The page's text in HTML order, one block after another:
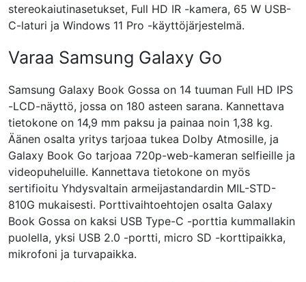
stereokaiutinasetukset, Full HD IR -kamera, 65 W USB-
C-laturi ja Windows 11 Pro -käyttöjärjestelmä.
Varaa Samsung Galaxy Go
Samsung Galaxy Book Gossa on 14 tuuman Full HD IPS
-LCD-näyttö, jossa on 180 asteen sarana. Kannettava
tietokone on 14,9 mm paksu ja painaa noin 1,38 kg.
Äänen osalta yritys tarjoaa tukea Dolby Atmosille, ja
Galaxy Book Go tarjoaa 720p-web-kameran selfieille ja
videopuheluille. Kannettava tietokone on myös
sertifioitu Yhdysvaltain armeijastandardin MIL-STD-
810G mukaisesti. Porttivaihtoehtojen osalta Galaxy
Book Gossa on kaksi USB Type-C -porttia kummallakin
puolella, yksi USB 2.0 -portti, micro SD -korttipaikka,
mikrofoni ja turvapaikka.